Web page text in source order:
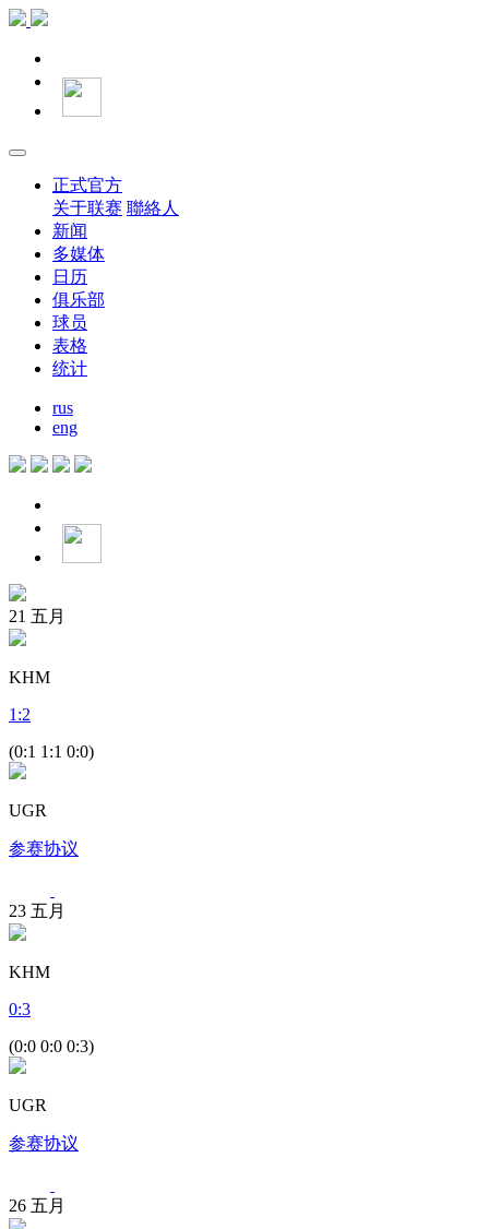
正式官方
关于联赛 聯絡人
新闻
多媒体
日历
俱乐部
球员
表格
统计
rus
eng
21 五月
KHM
1 :2
(0:1 1:1 0:0)
UGR
参赛协议
23 五月
KHM
0:3
(0:0 0:0 0:3)
UGR
参赛协议
26 五月